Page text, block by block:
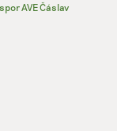
spor AVE Čáslav